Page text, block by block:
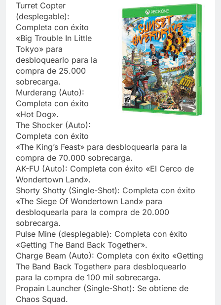
Turret Copter
(desplegable):
Completa con éxito
«Big Trouble In Little
Tokyo» para
desbloquearlo para la
compra de 25.000
sobrecarga.
Murderang (Auto):
Completa con éxito
«Hot Dog».
The Shocker (Auto):
Completa con éxito
«The King’s Feast» para desbloquearla para la
compra de 70.000 sobrecarga.
AK-FU (Auto): Completa con éxito «El Cerco de
Wondertown Land».
Shorty Shotty (Single-Shot): Completa con éxito
«The Siege Of Wondertown Land» para
desbloquearla para la compra de 20.000
sobrecarga.
Pulse Mine (desplegable): Completa con éxito
«Getting The Band Back Together».
Charge Beam (Auto): Completa con éxito «Getting
The Band Back Together» para desbloquearlo
para la compra de 100 mil sobrecarga.
Propain Launcher (Single-Shot): Se obtiene de
Chaos Squad.